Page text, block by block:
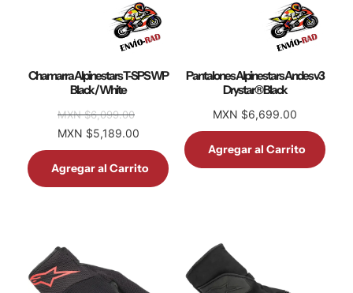
Chamarra Alpinestars T-SPS WP
Black / White
MXN $6,099.00
MXN $5,189.00
Agregar al Carrito
Pantalones Alpinestars Andes v3
Drystar® Black
MXN $6,699.00
Agregar al Carrito